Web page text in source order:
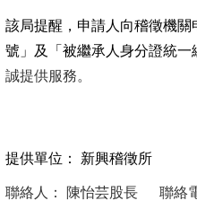
該局提醒， 申請人向稽徵機關
號」及「被繼承人身分證統一
誠提供服務。
提供單位： 新興稽徵所
聯絡人： 陳怡芸股長 聯絡電